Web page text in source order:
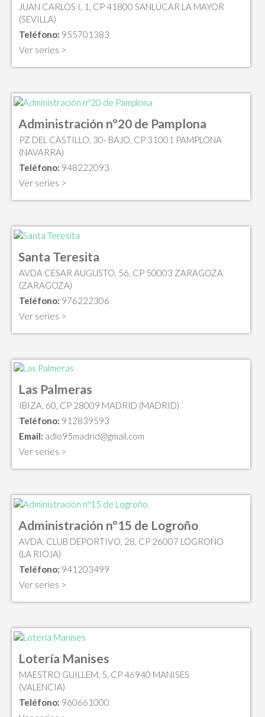
JUAN CARLOS I, 1, CP 41800 SANLÚCAR LA MAYOR
(SEVILLA)
Teléfono: 955701383
Ver series >
Administración nº20 de Pamplona
PZ DEL CASTILLO, 30- BAJO, CP 31001 PAMPLONA
(NAVARRA)
Teléfono: 948222093
Ver series >
Santa Teresita
AVDA CESAR AUGUSTO, 56, CP 50003 ZARAGOZA
(ZARAGOZA)
Teléfono: 976222306
Ver series >
Las Palmeras
IBIZA, 60, CP 28009 MADRID (MADRID)
Teléfono: 912839593
Email: adlo95madrid@gmail.com
Ver series >
Administración nº15 de Logroño
AVDA. CLUB DEPORTIVO, 28, CP 26007 LOGROÑO
(LA RIOJA)
Teléfono: 941203499
Ver series >
Lotería Manises
MAESTRO GUILLEM, 5, CP 46940 MANISES
(VALENCIA)
Teléfono: 960661000